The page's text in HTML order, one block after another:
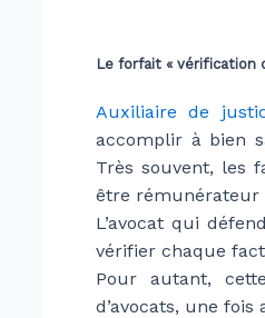
Le forfait « vérification
Auxiliaire de
accomplir à bien
Très souvent, les
être rémunérateur
L’avocat qui
vérifier chaque
Pour autant,
d’avocats, une